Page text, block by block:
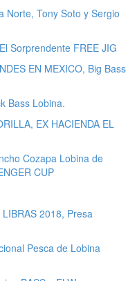
Norte, Tony Soto y Sergio
Sorprendente FREE JIG
EN MEXICO, Big Bass
Bass Lobina.
EX HACIENDA EL
Cozapa Lobina de
CUP
2018, Presa
Pesca de Lobina